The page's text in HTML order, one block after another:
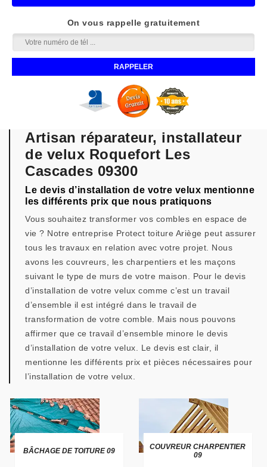
On vous rappelle gratuitement
Artisan réparateur, installateur
de velux Roquefort Les
Cascades 09300
Le devis d’installation de votre velux mentionne
les différents prix que nous pratiquons
Vous souhaitez transformer vos combles en espace de
vie ? Notre entreprise Protect toiture Ariège peut assurer
tous les travaux en relation avec votre projet. Nous
avons les couvreurs, les charpentiers et les maçons
suivant le type de murs de votre maison. Pour le devis
d’installation de votre velux comme c’est un travail
d’ensemble il est intégré dans le travail de
transformation de votre comble. Mais nous pouvons
affirmer que ce travail d’ensemble minore le devis
d’installation de votre velux. Le devis est clair, il
mentionne les différents prix et pièces nécessaires pour
l’installation de votre velux.
BÂCHAGE DE TOITURE 09
COUVREUR CHARPENTIER
09